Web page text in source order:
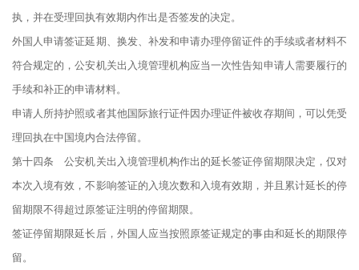
执，并在受理回执有效期内作出是否签发的决定。
外国人申请签证延期、换发、补发和申请办理停留证件的手续或者材料不
符合规定的，公安机关出入境管理机构应当一次性告知申请人需要履行的
手续和补正的申请材料。
申请人所持护照或者其他国际旅行证件因办理证件被收存期间，可以凭受
理回执在中国境内合法停留。
第十四条 公安机关出入境管理机构作出的延长签证停留期限决定，仅对
本次入境有效，不影响签证的入境次数和入境有效期，并且累计延长的停
留期限不得超过原签证注明的停留期限。
签证停留期限延长后，外国人应当按照原签证规定的事由和延长的期限停
留。